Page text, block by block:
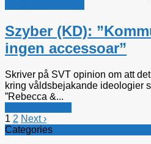
Szyber (KD):
ingen accessoar”
Skriver på SVT opinion om att
kring våldsbejakande ideologier
”Rebecca &...
1 2 Next ›
Categories